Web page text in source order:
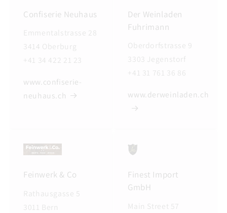
Confiserie Neuhaus
Emmentalstrasse 28
3414 Oberburg
+41 34 422 21 23
www.confiserie-
neuhaus.ch
Der Weinladen
Fuhrimann
Oberdorfstrasse 9
3303 Jegenstorf
+41 31 761 36 86
www.derweinladen.ch
Feinwerk & Co
Rathausgasse 5
3011 Bern
Finest Import
GmbH
Main Street 57